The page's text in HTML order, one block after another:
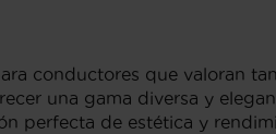
conductores que valoran
una gama diversa y
perfecta de estética y